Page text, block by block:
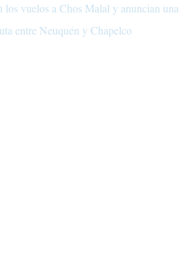
los vuelos a Chos Malal y anuncian una
entre Neuquén y Chapelco